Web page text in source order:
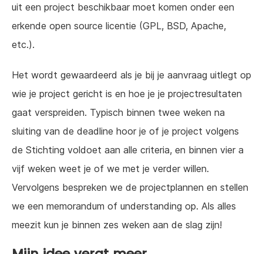
uit een project beschikbaar moet komen onder een
erkende open source licentie (GPL, BSD, Apache,
etc.).
Het wordt gewaardeerd als je bij je aanvraag uitlegt op
wie je project gericht is en hoe je je projectresultaten
gaat verspreiden. Typisch binnen twee weken na
sluiting van de deadline hoor je of je project volgens
de Stichting voldoet aan alle criteria, en binnen vier a
vijf weken weet je of we met je verder willen.
Vervolgens bespreken we de projectplannen en stellen
we een memorandum of understanding op. Als alles
meezit kun je binnen zes weken aan de slag zijn!